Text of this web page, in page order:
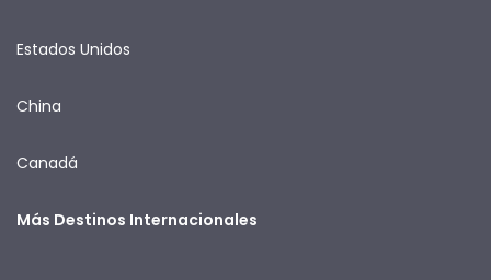
Estados Unidos
China
Canadá
Más Destinos Internacionales